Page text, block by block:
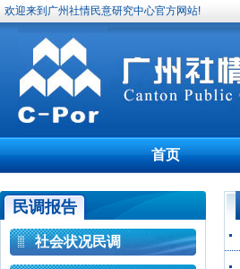
欢迎来到广州社情民意研究中心官方网站!
首页
民调报告
社会状况民调